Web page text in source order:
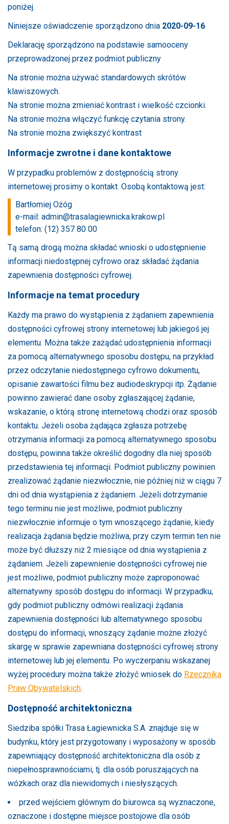
poniżej.
Niniejsze oświadczenie sporządzono dnia 2020-09-16
Deklarację sporządzono na podstawie samooceny
przeprowadzonej przez podmiot publiczny
Na stronie można używać standardowych skrótów
klawiszowych.
Na stronie można zmieniać kontrast i wielkość czcionki.
Na stronie można włączyć funkcję czytania strony.
Na stronie można zwiększyć kontrast
Informacje zwrotne i dane kontaktowe
W przypadku problemów z dostępnością strony
internetowej prosimy o kontakt. Osobą kontaktową jest:
Bartłomiej Ożóg
e-mail: admin@trasalagiewnicka.krakow.pl
telefon: (12) 357 80 00
Tą samą drogą można składać wnioski o udostępnienie
informacji niedostępnej cyfrowo oraz składać żądania
zapewnienia dostępności cyfrowej.
Informacje na temat procedury
Każdy ma prawo do wystąpienia z żądaniem zapewnienia
dostępności cyfrowej strony internetowej lub jakiegoś jej
elementu. Można także zażądać udostępnienia informacji
za pomocą alternatywnego sposobu dostępu, na przykład
przez odczytanie niedostępnego cyfrowo dokumentu,
opisanie zawartości filmu bez audiodeskrypcji itp. Żądanie
powinno zawierać dane osoby zgłaszającej żądanie,
wskazanie, o którą stronę internetową chodzi oraz sposób
kontaktu. Jeżeli osoba żądająca zgłasza potrzebę
otrzymania informacji za pomocą alternatywnego sposobu
dostępu, powinna także określić dogodny dla niej sposób
przedstawienia tej informacji. Podmiot publiczny powinien
zrealizować żądanie niezwłocznie, nie później niż w ciągu 7
dni od dnia wystąpienia z żądaniem. Jeżeli dotrzymanie
tego terminu nie jest możliwe, podmiot publiczny
niezwłocznie informuje o tym wnoszącego żądanie, kiedy
realizacja żądania będzie możliwa, przy czym termin ten nie
może być dłuższy niż 2 miesiące od dnia wystąpienia z
żądaniem. Jeżeli zapewnienie dostępności cyfrowej nie
jest możliwe, podmiot publiczny może zaproponować
alternatywny sposób dostępu do informacji. W przypadku,
gdy podmiot publiczny odmówi realizacji żądania
zapewnienia dostępności lub alternatywnego sposobu
dostępu do informacji, wnoszący żądanie możne złożyć
skargę w sprawie zapewniana dostępności cyfrowej strony
internetowej lub jej elementu. Po wyczerpaniu wskazanej
wyżej procedury można także złożyć wniosek do Rzecznika
Praw Obywatelskich.
Dostępność architektoniczna
Siedziba spółki Trasa Łagiewnicka S.A. znajduje się w
budynku, który jest przygotowany i wyposażony w sposób
zapewniający dostępność architektoniczna dla osób z
niepełnosprawnościami, tj. dla osób poruszających na
wózkach oraz dla niewidomych i niesłyszących.
przed wejściem głównym do biurowca są wyznaczone,
oznaczone i dostępne miejsce postojowe dla osób